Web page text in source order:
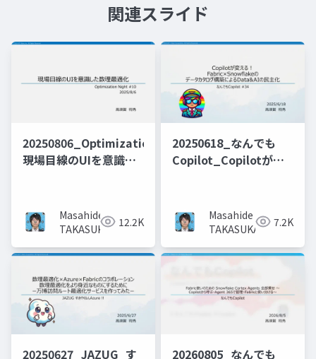
関連スライド
20250806_OptimizationNight_
現場目線のUIを意識し
Masahide
TAKASUKA
12.2K
20250618_なんでも
Copilot_Copilotが変
データカタログ構築に
よるData&AIの民主化
Masahide
TAKASUKA
7.2K
20250627_JAZUG_す 20260805_なんでも